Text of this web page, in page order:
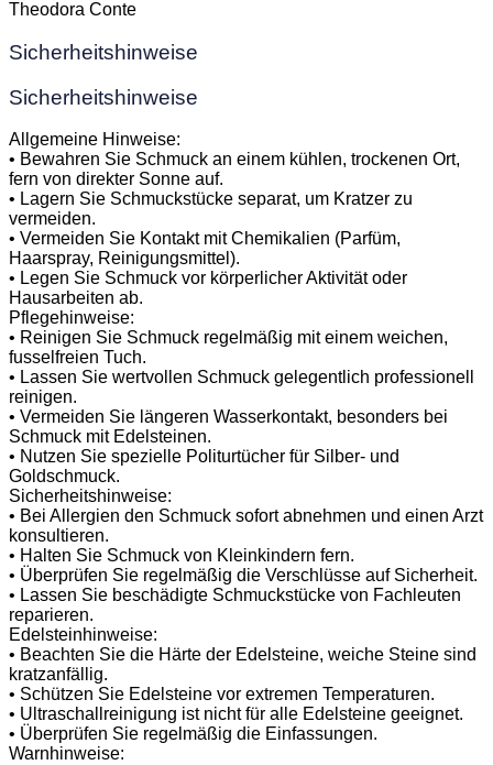
Theodora Conte
Sicherheitshinweise
Sicherheitshinweise
Allgemeine Hinweise:
• Bewahren Sie Schmuck an einem kühlen, trockenen Ort,
fern von direkter Sonne auf.
• Lagern Sie Schmuckstücke separat, um Kratzer zu
vermeiden.
• Vermeiden Sie Kontakt mit Chemikalien (Parfüm,
Haarspray, Reinigungsmittel).
• Legen Sie Schmuck vor körperlicher Aktivität oder
Hausarbeiten ab.
Pflegehinweise:
• Reinigen Sie Schmuck regelmäßig mit einem weichen,
fusselfreien Tuch.
• Lassen Sie wertvollen Schmuck gelegentlich professionell
reinigen.
• Vermeiden Sie längeren Wasserkontakt, besonders bei
Schmuck mit Edelsteinen.
• Nutzen Sie spezielle Politurtücher für Silber- und
Goldschmuck.
Sicherheitshinweise:
• Bei Allergien den Schmuck sofort abnehmen und einen Arzt
konsultieren.
• Halten Sie Schmuck von Kleinkindern fern.
• Überprüfen Sie regelmäßig die Verschlüsse auf Sicherheit.
• Lassen Sie beschädigte Schmuckstücke von Fachleuten
reparieren.
Edelsteinhinweise:
• Beachten Sie die Härte der Edelsteine, weiche Steine sind
kratzanfällig.
• Schützen Sie Edelsteine vor extremen Temperaturen.
• Ultraschallreinigung ist nicht für alle Edelsteine geeignet.
• Überprüfen Sie regelmäßig die Einfassungen.
Warnhinweise: